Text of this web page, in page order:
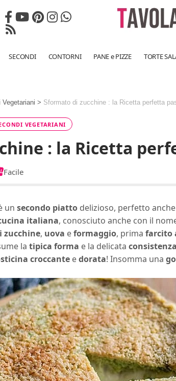
SECONDI CONTORNI PANE e PIZZE TORTE
Vegetariani > Sformato di zucchine : la Ricetta perfetta
VEGETARIANI
: la Ricetta
Facile
un secondo piatto delizioso, perfetto
italiana, conosciuto anche con il
zucchine, uova eformaggio, prima farcito
la tipica forma e la delicata
croccante edorata! Insomma una